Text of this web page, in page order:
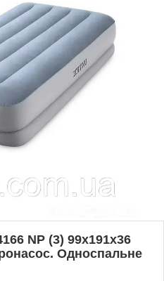
NP (3) 99х191х36
Односпальне